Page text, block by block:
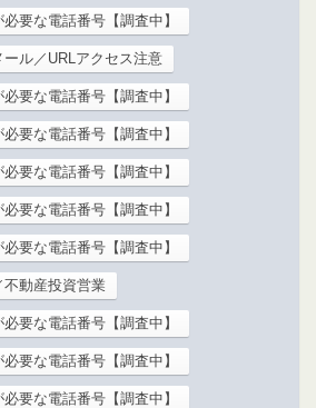
要な電話番号【調査中】
ル／URLアクセス注意
要な電話番号【調査中】
要な電話番号【調査中】
要な電話番号【調査中】
要な電話番号【調査中】
要な電話番号【調査中】
動産投資営業
要な電話番号【調査中】
要な電話番号【調査中】
要な電話番号【調査中】